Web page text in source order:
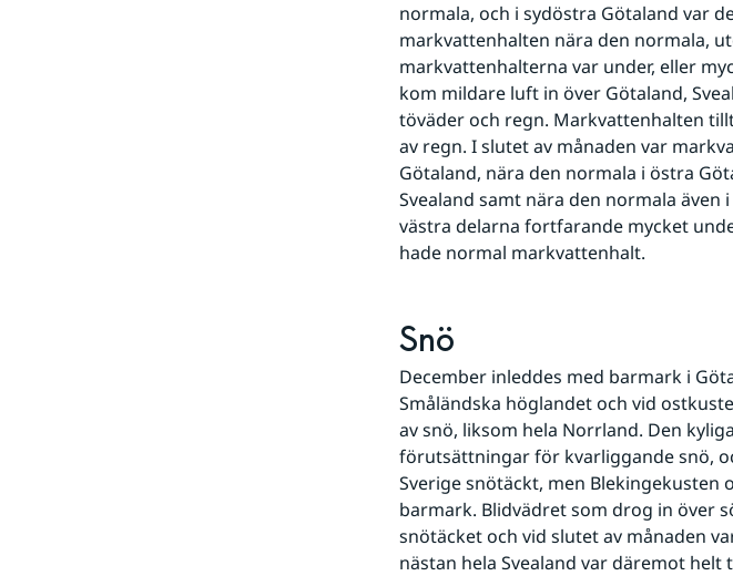
normala, och i sydöstra Götaland var
markvattenhalten nära den normala,
markvattenhalterna var under, eller
kom mildare luft in över Götaland,
töväder och regn. Markvattenhalten
av regn. I slutet av månaden var
Götaland, nära den normala i östra
Svealand samt nära den normala
västra delarna fortfarande mycket
hade normal markvattenhalt.
Snö
December inleddes med barmark i
Småländska höglandet och vid
av snö, liksom hela Norrland. Den
förutsättningar för kvarliggande snö,
Sverige snötäckt, men Blekingekusten
barmark. Blidvädret som drog in över
snötäcket och vid slutet av månaden
nästan hela Svealand var däremot helt